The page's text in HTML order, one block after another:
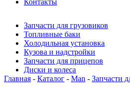
Контакты
Запчасти для грузовиков
Топливные баки
Холодильная установка
Кузова и надстройки
Запчасти для прицепов
Диски и колеса
Главная - Каталог - Man - Запчасти